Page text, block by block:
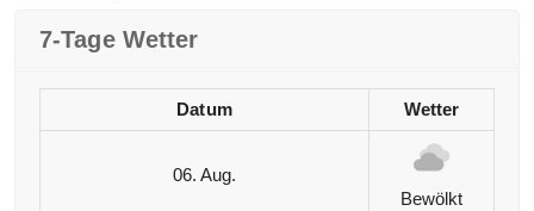
7-Tage Wetter
Datum Wetter
06. Aug.
Bewölkt